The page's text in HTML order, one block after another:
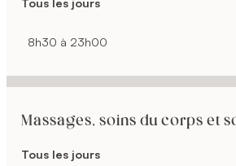
Tous les jours
8h30 à 23h00
Massages, soins du corps et
Tous les jours